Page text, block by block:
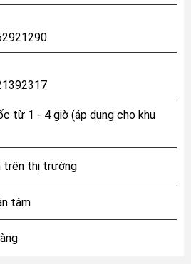
từ 1 - 4 giờ (áp dụng cho khu
trên thị trường
tâm